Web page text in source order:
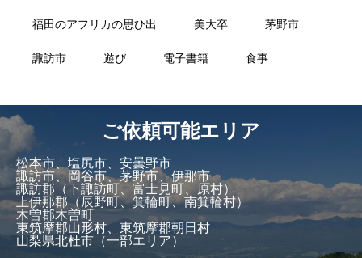
福田のアフリカの思ひ出 美大卒 茅野市
諏訪市 遊び 電子書籍 食事
ご依頼可能エリア
松本市、塩尻市、安曇野市
諏訪市、岡谷市、茅野市、伊那市
諏訪郡（下諏訪町、富士見町、原村）
上伊那郡（辰野町、箕輪町、南箕輪村）
木曽郡木曽町
東筑摩郡山形村、東筑摩郡朝日村
山梨県北杜市（一部エリア）